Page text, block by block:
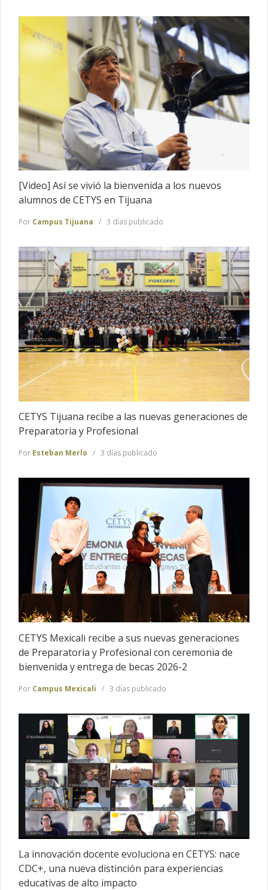
[Video] Así se vivió la bienvenida a los nuevos
alumnos de CETYS en Tijuana
Por Campus Tijuana 3 días publicado
CETYS Tijuana recibe a las nuevas generaciones de
Preparatoria y Profesional
Por Esteban Merlo 3 días publicado
CETYS Mexicali recibe a sus nuevas generaciones
de Preparatoria y Profesional con ceremonia de
bienvenida y entrega de becas 2026-2
Por Campus Mexicali 3 días publicado
La innovación docente evoluciona en CETYS: nace
CDC+, una nueva distinción para experiencias
educativas de alto impacto